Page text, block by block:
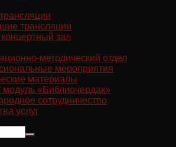
трансляции
зал
методический отдел
мероприятия
материалы
модуль «Библиочердак»
сотрудничество
услуг